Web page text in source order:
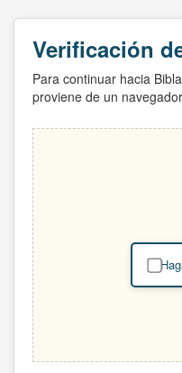
Verificación
Para continuar hacia
proviene de un